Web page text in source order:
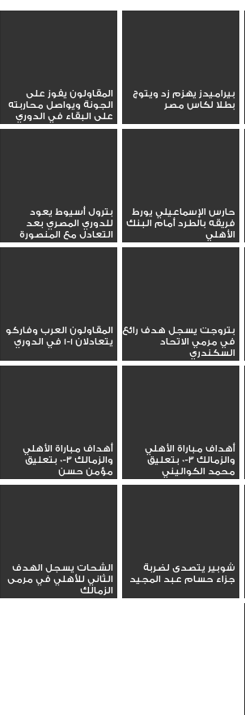
بيراميدز يهزم زد ويتوج
بطلا لكاس مصر
المقاولون يفوز على
الجونة ويواصل محاربته
على البقاء في الدوري
حارس الإسماعيلي يورط
فريقه بالطرد أمام البنك
الأهلي
بترول أسيوط يعود
للدوري المصري بعد
التعادل مع المنصورة
بتروجت يسجل هدف رائع
في مرمي الاتحاد
السكندري
المقاولون العرب وفاركو
يتعادلان 1-1 في الدوري
أهداف مباراة الأهلي
والزمالك 3-0 بتعليق
محمد الكواليني
أهداف مباراة الأهلي
والزمالك 3-0 بتعليق
مؤمن حسن
شوبير يتصدى لضربة
جزاء حسام عبد المجيد
الشحات يسجل الهدف
الثاني للأهلي في مرمى
الزمالك